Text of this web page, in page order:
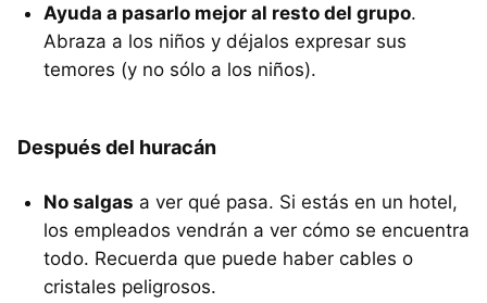
Ayuda a pasarlo mejor al resto del grupo.
Abraza a los niños y déjalos expresar sus
temores (y no sólo a los niños).
Después del huracán
No salgas a ver qué pasa. Si estás en un hotel,
los empleados vendrán a ver cómo se encuentra
todo. Recuerda que puede haber cables o
cristales peligrosos.